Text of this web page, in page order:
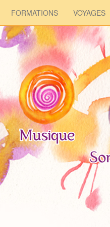
FORMATIONS VOYAGES